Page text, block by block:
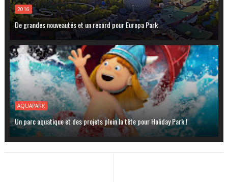
2016
De grandes nouveautés et un record pour Europa Park
AQUAPARK
Un parc aquatique et des projets plein la tête pour Holiday Park !